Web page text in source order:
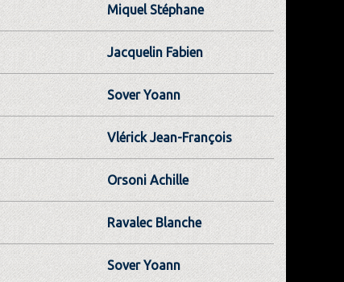
Miquel Stéphane
Jacquelin Fabien
Sover Yoann
Vlérick Jean-François
Orsoni Achille
Ravalec Blanche
Sover Yoann